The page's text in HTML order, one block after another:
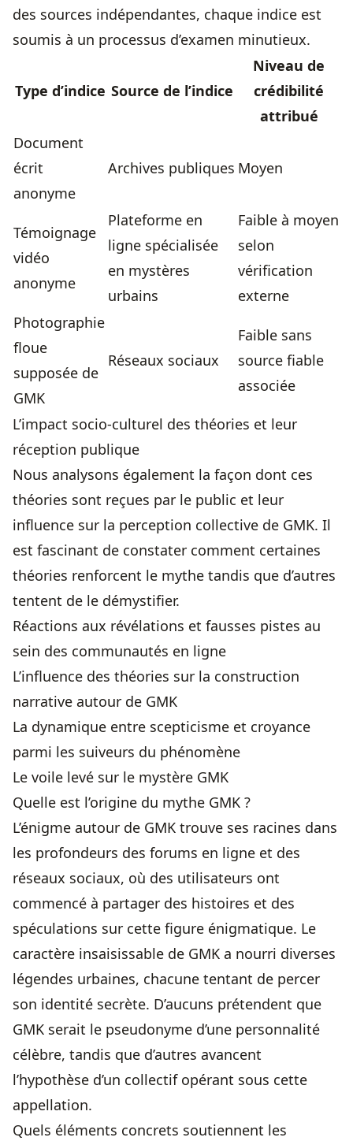
des sources indépendantes, chaque indice est
soumis à un processus d’examen minutieux.
Type d’indice Source de l’indice
Niveau de
crédibilité
attribué
Document
écrit
anonyme
Archives publiques Moyen
Témoignage
vidéo
anonyme
Plateforme en
ligne spécialisée
en mystères
urbains
Faible à moyen
selon
vérification
externe
Photographie
floue
supposée de
GMK
Réseaux sociaux
Faible sans
source fiable
associée
L’impact socio-culturel des théories et leur
réception publique
Nous analysons également la façon dont ces
théories sont reçues par le public et leur
influence sur la perception collective de GMK. Il
est fascinant de constater comment certaines
théories renforcent le mythe tandis que d’autres
tentent de le démystifier.
Réactions aux révélations et fausses pistes au
sein des communautés en ligne
L’influence des théories sur la construction
narrative autour de GMK
La dynamique entre scepticisme et croyance
parmi les suiveurs du phénomène
Le voile levé sur le mystère GMK
Quelle est l’origine du mythe GMK ?
L’énigme autour de GMK trouve ses racines dans
les profondeurs des forums en ligne et des
réseaux sociaux, où des utilisateurs ont
commencé à partager des histoires et des
spéculations sur cette figure énigmatique. Le
caractère insaisissable de GMK a nourri diverses
légendes urbaines, chacune tentant de percer
son identité secrète. D’aucuns prétendent que
GMK serait le pseudonyme d’une personnalité
célèbre, tandis que d’autres avancent
l’hypothèse d’un collectif opérant sous cette
appellation.
Quels éléments concrets soutiennent les